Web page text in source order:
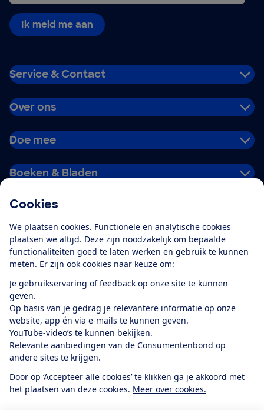
Cookies
We plaatsen cookies. Functionele en analytische cookies
plaatsen we altijd. Deze zijn noodzakelijk om bepaalde
functionaliteiten goed te laten werken en gebruik te kunnen
meten. Er zijn ook cookies naar keuze om:
Je gebruikservaring of feedback op onze site te kunnen
geven.
Op basis van je gedrag je relevantere informatie op onze
website, app én via e-mails te kunnen geven.
YouTube-video’s te kunnen bekijken.
Relevante aanbiedingen van de Consumentenbond op
andere sites te krijgen.
Door op ‘Accepteer alle cookies’ te klikken ga je akkoord met
het plaatsen van deze cookies. Meer over cookies.
Ik meld me aan
Service & Contact
Over ons
Doe mee
Boeken & Bladen
Alles over de
app
Algemene Voorwaarden
Privacyverklaring
Cookiebeleid
Privacyvoorkeuren
Toegankelijkheid
RSS-feed nieuws
Facebook
TwitterInstagram
YoutubeLinkedIn
12.901consumentenbeoordelen de Consumentenbondmet gemiddeld